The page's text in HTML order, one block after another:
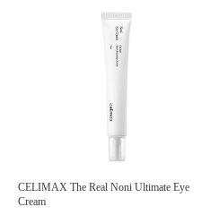
CELIMAX The Real Noni Ultimate Eye
Cream